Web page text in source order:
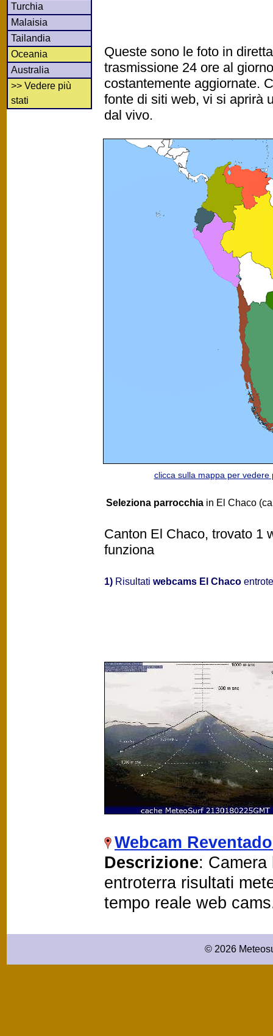
Turchia
Malaisia
Tailandia
Oceania
Australia
>> Vedere più
stati
Queste sono le foto in
trasmissione 24 ore al
costantemente aggiornate.
fonte di siti web, vi si aprirà
dal vivo.
clicca sulla mappa per vedere
Seleziona parrocchia in El Chaco
Canton El Chaco, trovato 1
funziona
1) Risultati webcams El Chaco
Webcam
Descrizione: Camera
entroterra risultati
tempo reale web
© 2026